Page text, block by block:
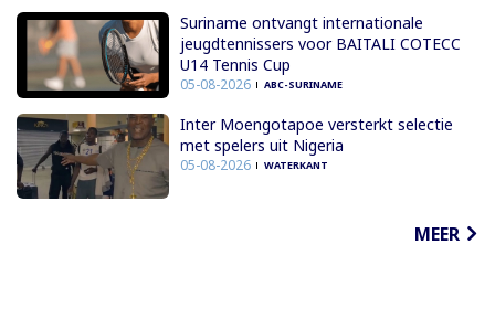
Suriname ontvangt internationale
jeugdtennissers voor BAITALI COTECC
U14 Tennis Cup
05-08-2026 ABC-SURINAME
Inter Moengotapoe versterkt selectie
met spelers uit Nigeria
05-08-2026 WATERKANT
MEER